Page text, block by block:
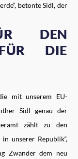
betonte Sidl, der
DEN
DIE
mit unserem EU-
Sidl genau der
zählt zu den
unserer Republik“,
Zwander dem neu